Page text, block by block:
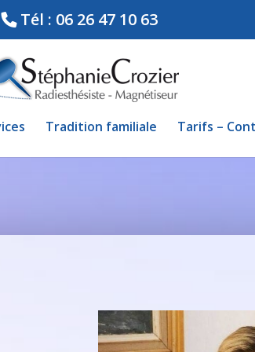
Tél : 06 26 47 10 63
Tradition familiale Tarifs –